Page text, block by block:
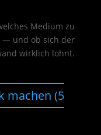
Medium zu
— und ob sich der
wirklich lohnt.
machen (5